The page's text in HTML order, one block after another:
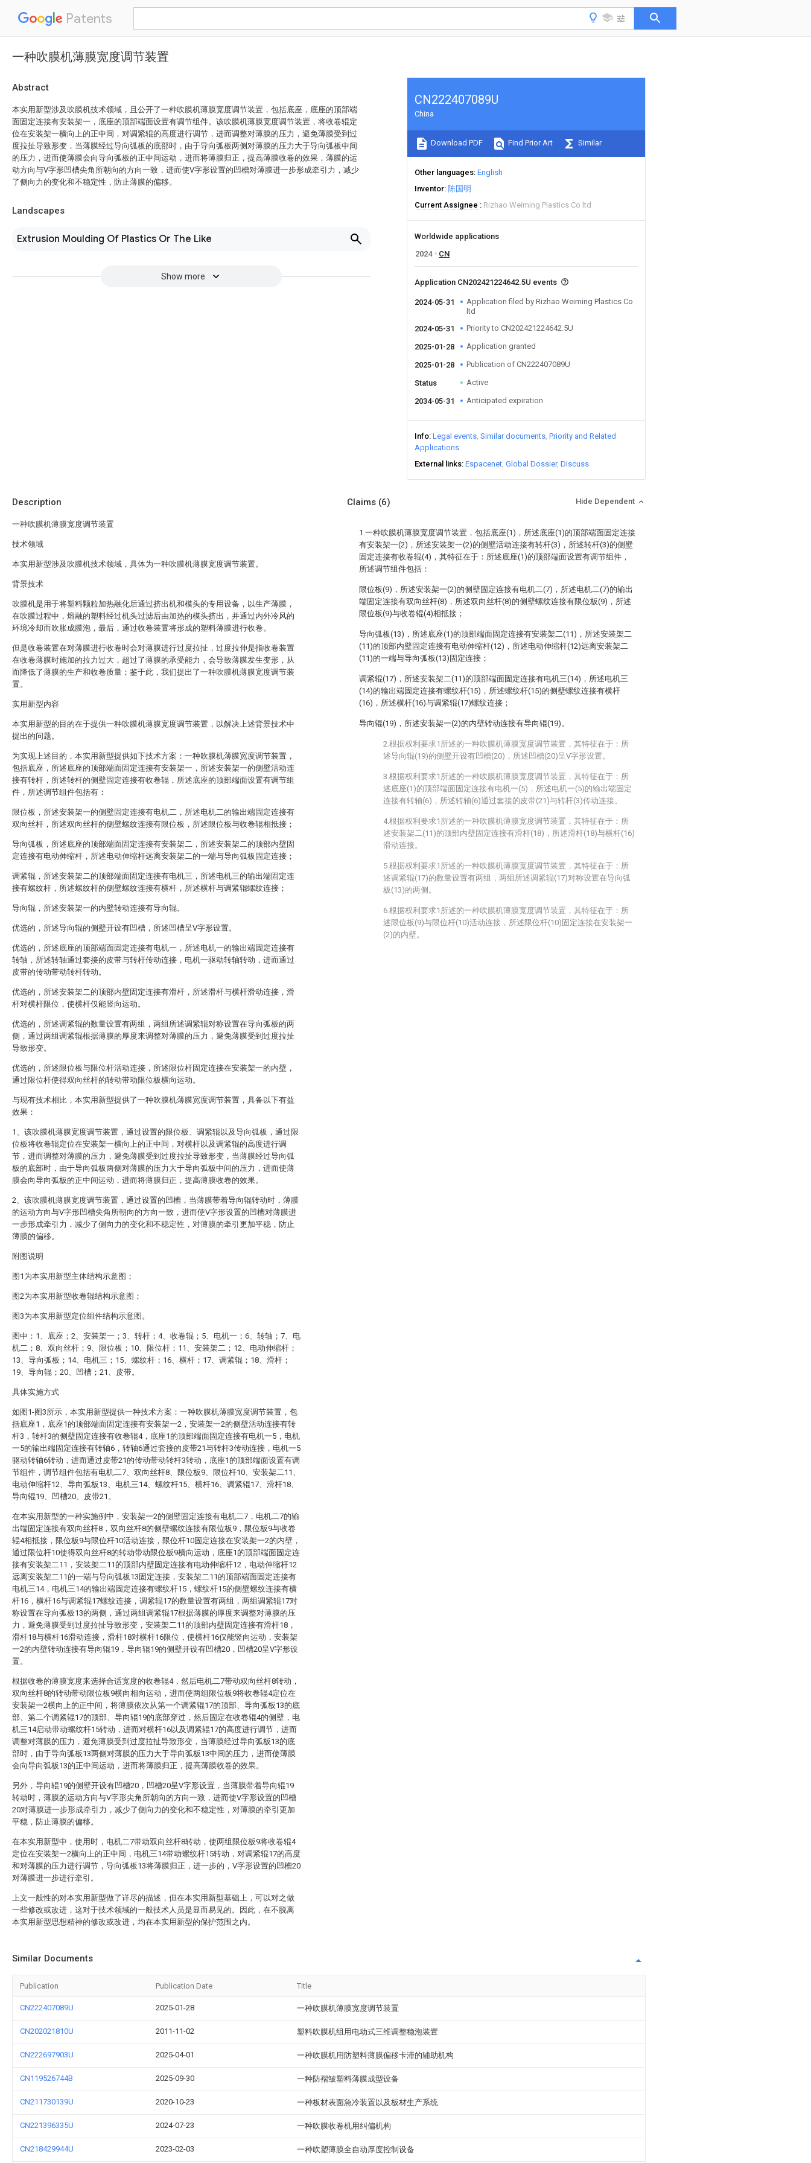
Patents
一种吹膜机薄膜宽度调节装置
Abstract
本实用新型涉及吹膜机技术领域，且公开了一种吹膜机薄膜宽度调节装置，包括底座，底座的顶部端
面固定连接有安装架一，底座的顶部端面设置有调节组件。该吹膜机薄膜宽度调节装置，将收卷辊定
位在安装架一横向上的正中间，对调紧辊的高度进行调节，进而调整对薄膜的压力，避免薄膜受到过
度拉扯导致形变，当薄膜经过导向弧板的底部时，由于导向弧板两侧对薄膜的压力大于导向弧板中间
的压力，进而使薄膜会向导向弧板的正中间运动，进而将薄膜归正，提高薄膜收卷的效果，薄膜的运
动方向与V字形凹槽尖角所朝向的方向一致，进而使V字形设置的凹槽对薄膜进一步形成牵引力，减少
了侧向力的变化和不稳定性，防止薄膜的偏移。
Landscapes
Extrusion Moulding Of Plastics Or The Like
Show more
CN222407089U
China
Download PDF Find Prior Art Similar
Other languages English
Inventor 陈国明
Current Assignee
Rizhao Weiming Plastics Co ltd
Worldwide applications
2024
CN
Application CN202421224642.5U events
2024-05-31
Application filed by Rizhao Weiming Plastics Co
ltd
2024-05-31
Priority to CN202421224642.5U
2025-01-28 Application granted
2025-01-28 Publication of CN222407089U
Status Active
2034-05-31 Anticipated expiration
Info Legal events Similar documents Priority and Related
Applications
External links Espacenet Global Dossier Discuss
Description
一种吹膜机薄膜宽度调节装置
技术领域
本实用新型涉及吹膜机技术领域，具体为一种吹膜机薄膜宽度调节装置。
背景技术
吹膜机是用于将塑料颗粒加热融化后通过挤出机和模头的专用设备，以生产薄膜，
在吹膜过程中，熔融的塑料经过机头过滤后由加热的模头挤出，并通过内外冷风的
环境冷却而吹胀成膜泡，最后，通过收卷装置将形成的塑料薄膜进行收卷。
但是收卷装置在对薄膜进行收卷时会对薄膜进行过度拉扯，过度拉伸是指收卷装置
在收卷薄膜时施加的拉力过大，超过了薄膜的承受能力，会导致薄膜发生变形，从
而降低了薄膜的生产和收卷质量；鉴于此，我们提出了一种吹膜机薄膜宽度调节装
置。
实用新型内容
本实用新型的目的在于提供一种吹膜机薄膜宽度调节装置，以解决上述背景技术中
提出的问题。
为实现上述目的，本实用新型提供如下技术方案：一种吹膜机薄膜宽度调节装置，
包括底座，所述底座的顶部端面固定连接有安装架一，所述安装架一的侧壁活动连
接有转杆，所述转杆的侧壁固定连接有收卷辊，所述底座的顶部端面设置有调节组
件，所述调节组件包括有：
限位板，所述安装架一的侧壁固定连接有电机二，所述电机二的输出端固定连接有
双向丝杆，所述双向丝杆的侧壁螺纹连接有限位板，所述限位板与收卷辊相抵接；
导向弧板，所述底座的顶部端面固定连接有安装架二，所述安装架二的顶部内壁固
定连接有电动伸缩杆，所述电动伸缩杆远离安装架二的一端与导向弧板固定连接；
调紧辊，所述安装架二的顶部端面固定连接有电机三，所述电机三的输出端固定连
接有螺纹杆，所述螺纹杆的侧壁螺纹连接有横杆，所述横杆与调紧辊螺纹连接；
导向辊，所述安装架一的内壁转动连接有导向辊。
优选的，所述导向辊的侧壁开设有凹槽，所述凹槽呈V字形设置。
优选的，所述底座的顶部端面固定连接有电机一，所述电机一的输出端固定连接有
转轴，所述转轴通过套接的皮带与转杆传动连接，电机一驱动转轴转动，进而通过
皮带的传动带动转杆转动。
优选的，所述安装架二的顶部内壁固定连接有滑杆，所述滑杆与横杆滑动连接，滑
杆对横杆限位，使横杆仅能竖向运动。
优选的，所述调紧辊的数量设置有两组，两组所述调紧辊对称设置在导向弧板的两
侧，通过两组调紧辊根据薄膜的厚度来调整对薄膜的压力，避免薄膜受到过度拉扯
导致形变。
优选的，所述限位板与限位杆活动连接，所述限位杆固定连接在安装架一的内壁，
通过限位杆使得双向丝杆的转动带动限位板横向运动。
与现有技术相比，本实用新型提供了一种吹膜机薄膜宽度调节装置，具备以下有益
效果：
1、该吹膜机薄膜宽度调节装置，通过设置的限位板、调紧辊以及导向弧板，通过限
位板将收卷辊定位在安装架一横向上的正中间，对横杆以及调紧辊的高度进行调
节，进而调整对薄膜的压力，避免薄膜受到过度拉扯导致形变，当薄膜经过导向弧
板的底部时，由于导向弧板两侧对薄膜的压力大于导向弧板中间的压力，进而使薄
膜会向导向弧板的正中间运动，进而将薄膜归正，提高薄膜收卷的效果。
2、该吹膜机薄膜宽度调节装置，通过设置的凹槽，当薄膜带着导向辊转动时，薄膜
的运动方向与V字形凹槽尖角所朝向的方向一致，进而使V字形设置的凹槽对薄膜进
一步形成牵引力，减少了侧向力的变化和不稳定性，对薄膜的牵引更加平稳，防止
薄膜的偏移。
附图说明
图1为本实用新型主体结构示意图；
图2为本实用新型收卷辊结构示意图；
图3为本实用新型定位组件结构示意图。
图中：1、底座；2、安装架一；3、转杆；4、收卷辊；5、电机一；6、转轴；7、电
机二；8、双向丝杆；9、限位板；10、限位杆；11、安装架二；12、电动伸缩杆；
13、导向弧板；14、电机三；15、螺纹杆；16、横杆；17、调紧辊；18、滑杆；
19、导向辊；20、凹槽；21、皮带。
具体实施方式
如图1-图3所示，本实用新型提供一种技术方案：一种吹膜机薄膜宽度调节装置，包
括底座1，底座1的顶部端面固定连接有安装架一2，安装架一2的侧壁活动连接有转
杆3，转杆3的侧壁固定连接有收卷辊4，底座1的顶部端面固定连接有电机一5，电机
一5的输出端固定连接有转轴6，转轴6通过套接的皮带21与转杆3传动连接，电机一5
驱动转轴6转动，进而通过皮带21的传动带动转杆3转动，底座1的顶部端面设置有调
节组件，调节组件包括有电机二7、双向丝杆8、限位板9、限位杆10、安装架二11、
电动伸缩杆12、导向弧板13、电机三14、螺纹杆15、横杆16、调紧辊17、滑杆18、
导向辊19、凹槽20、皮带21。
在本实用新型的一种实施例中，安装架一2的侧壁固定连接有电机二7，电机二7的输
出端固定连接有双向丝杆8，双向丝杆8的侧壁螺纹连接有限位板9，限位板9与收卷
辊4相抵接，限位板9与限位杆10活动连接，限位杆10固定连接在安装架一2的内壁，
通过限位杆10使得双向丝杆8的转动带动限位板9横向运动，底座1的顶部端面固定连
接有安装架二11，安装架二11的顶部内壁固定连接有电动伸缩杆12，电动伸缩杆12
远离安装架二11的一端与导向弧板13固定连接，安装架二11的顶部端面固定连接有
电机三14，电机三14的输出端固定连接有螺纹杆15，螺纹杆15的侧壁螺纹连接有横
杆16，横杆16与调紧辊17螺纹连接，调紧辊17的数量设置有两组，两组调紧辊17对
称设置在导向弧板13的两侧，通过两组调紧辊17根据薄膜的厚度来调整对薄膜的压
力，避免薄膜受到过度拉扯导致形变，安装架二11的顶部内壁固定连接有滑杆18，
滑杆18与横杆16滑动连接，滑杆18对横杆16限位，使横杆16仅能竖向运动，安装架
一2的内壁转动连接有导向辊19，导向辊19的侧壁开设有凹槽20，凹槽20呈V字形设
置。
根据收卷的薄膜宽度来选择合适宽度的收卷辊4，然后电机二7带动双向丝杆8转动，
双向丝杆8的转动带动限位板9横向相向运动，进而使两组限位板9将收卷辊4定位在
安装架一2横向上的正中间，将薄膜依次从第一个调紧辊17的顶部、导向弧板13的底
部、第二个调紧辊17的顶部、导向辊19的底部穿过，然后固定在收卷辊4的侧壁，电
机三14启动带动螺纹杆15转动，进而对横杆16以及调紧辊17的高度进行调节，进而
调整对薄膜的压力，避免薄膜受到过度拉扯导致形变，当薄膜经过导向弧板13的底
部时，由于导向弧板13两侧对薄膜的压力大于导向弧板13中间的压力，进而使薄膜
会向导向弧板13的正中间运动，进而将薄膜归正，提高薄膜收卷的效果。
另外，导向辊19的侧壁开设有凹槽20，凹槽20呈V字形设置，当薄膜带着导向辊19
转动时，薄膜的运动方向与V字形尖角所朝向的方向一致，进而使V字形设置的凹槽
20对薄膜进一步形成牵引力，减少了侧向力的变化和不稳定性，对薄膜的牵引更加
平稳，防止薄膜的偏移。
在本实用新型中，使用时，电机二7带动双向丝杆8转动，使两组限位板9将收卷辊4
定位在安装架一2横向上的正中间，电机三14带动螺纹杆15转动，对调紧辊17的高度
和对薄膜的压力进行调节，导向弧板13将薄膜归正，进一步的，V字形设置的凹槽20
对薄膜进一步进行牵引。
上文一般性的对本实用新型做了详尽的描述，但在本实用新型基础上，可以对之做
一些修改或改进，这对于技术领域的一般技术人员是显而易见的。因此，在不脱离
本实用新型思想精神的修改或改进，均在本实用新型的保护范围之内。
Claims (6) Hide Dependent
1.一种吹膜机薄膜宽度调节装置，包括底座(1)，所述底座(1)的顶部端面固定连接
有安装架一(2)，所述安装架一(2)的侧壁活动连接有转杆(3)，所述转杆(3)的侧壁
固定连接有收卷辊(4)，其特征在于：所述底座(1)的顶部端面设置有调节组件，
所述调节组件包括：
限位板(9)，所述安装架一(2)的侧壁固定连接有电机二(7)，所述电机二(7)的输出
端固定连接有双向丝杆(8)，所述双向丝杆(8)的侧壁螺纹连接有限位板(9)，所述
限位板(9)与收卷辊(4)相抵接；
导向弧板(13)，所述底座(1)的顶部端面固定连接有安装架二(11)，所述安装架二
(11)的顶部内壁固定连接有电动伸缩杆(12)，所述电动伸缩杆(12)远离安装架二
(11)的一端与导向弧板(13)固定连接；
调紧辊(17)，所述安装架二(11)的顶部端面固定连接有电机三(14)，所述电机三
(14)的输出端固定连接有螺纹杆(15)，所述螺纹杆(15)的侧壁螺纹连接有横杆
(16)，所述横杆(16)与调紧辊(17)螺纹连接；
导向辊(19)，所述安装架一(2)的内壁转动连接有导向辊(19)。
2.根据权利要求1所述的一种吹膜机薄膜宽度调节装置，其特征在于：所
述导向辊(19)的侧壁开设有凹槽(20)，所述凹槽(20)呈V字形设置。
3.根据权利要求1所述的一种吹膜机薄膜宽度调节装置，其特征在于：所
述底座(1)的顶部端面固定连接有电机一(5)，所述电机一(5)的输出端固定
连接有转轴(6)，所述转轴(6)通过套接的皮带(21)与转杆(3)传动连接。
4.根据权利要求1所述的一种吹膜机薄膜宽度调节装置，其特征在于：所
述安装架二(11)的顶部内壁固定连接有滑杆(18)，所述滑杆(18)与横杆(16)
滑动连接。
5.根据权利要求1所述的一种吹膜机薄膜宽度调节装置，其特征在于：所
述调紧辊(17)的数量设置有两组，两组所述调紧辊(17)对称设置在导向弧
板(13)的两侧。
6.根据权利要求1所述的一种吹膜机薄膜宽度调节装置，其特征在于：所
述限位板(9)与限位杆(10)活动连接，所述限位杆(10)固定连接在安装架一
(2)的内壁。
Similar Documents
Publication Publication Date Title
CN222407089U 2025-01-28 一种吹膜机薄膜宽度调节装置
CN202021810U 2011-11-02 塑料吹膜机组用电动式三维调整稳泡装置
CN222697903U 2025-04-01 一种吹膜机用防塑料薄膜偏移卡滞的辅助机构
CN119526744B 2025-09-30 一种防褶皱塑料薄膜成型设备
CN211730139U 2020-10-23 一种板材表面急冷装置以及板材生产系统
CN221396335U 2024-07-23 一种吹膜收卷机用纠偏机构
CN218429944U 2023-02-03 一种吹塑薄膜全自动厚度控制设备